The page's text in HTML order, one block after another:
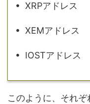
• XRPアドレス
• XEMアドレス
• IOSTアドレス
このように、それ